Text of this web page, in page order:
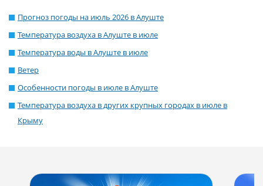
Прогноз погоды на июль 2026 в Алуште
Температура воздуха в Алуште в июле
Температура воды в Алуште в июле
Ветер
Особенности погоды в июле в Алуште
Температура воздуха в других крупных городах в июле в
Крыму